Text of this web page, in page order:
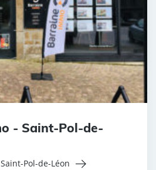
- Saint-Pol-de-
Pol-de-Léon